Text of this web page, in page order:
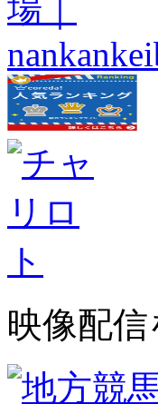
映像配信